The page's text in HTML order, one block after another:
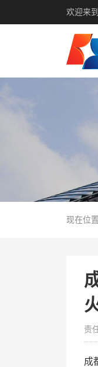
欢迎来
现在位
责
成